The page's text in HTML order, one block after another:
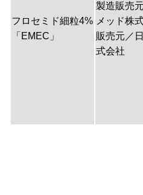
フロセミド細粒4%
「EMEC」
製造販売
メッド株
販売元／
式会社